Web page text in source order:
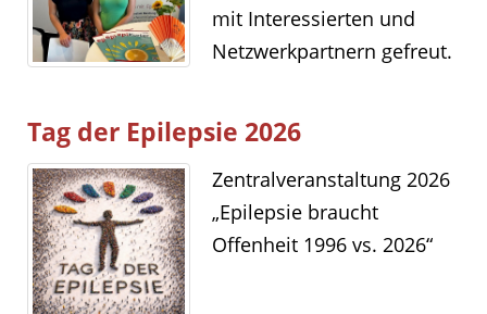
mit Interessierten und
Netzwerkpartnern gefreut.
Tag der Epilepsie 2026
Zentralveranstaltung 2026
„Epilepsie braucht
Offenheit 1996 vs. 2026“